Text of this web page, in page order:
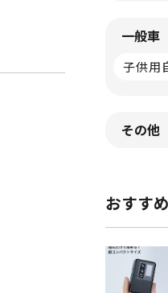
一般車
子供用
その他
おすす